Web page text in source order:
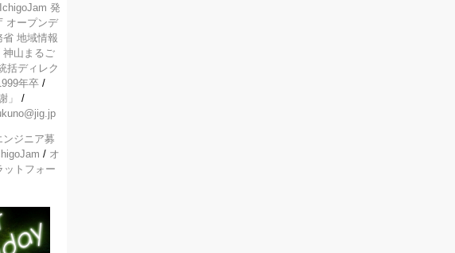
IchigoJam 発
オープンデ
省 地域情報
神山まるご
括ディレク
年卒 /
」
/
ンジニア募
/ オ
ットフォー